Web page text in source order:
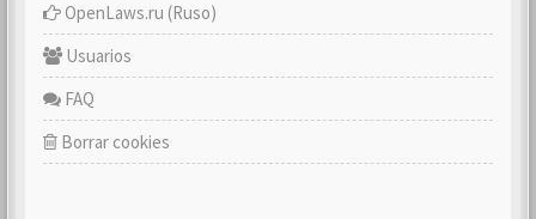
OpenLaws.ru (Ruso)
Usuarios
FAQ
Borrar cookies